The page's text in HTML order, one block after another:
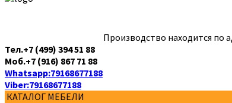
Производство находится по
Тел.+7 (499) 394 51 88
Моб.+7 (916) 867 71 88
Whatsapp:79168677188
Viber:79168677188
КАТАЛОГ МЕБЕЛИ